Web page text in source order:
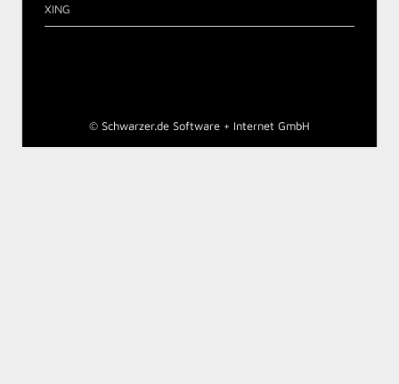
XING
© Schwarzer.de Software + Internet GmbH